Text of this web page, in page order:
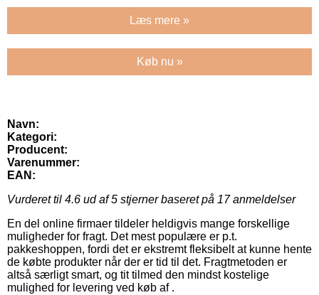
Læs mere »
Køb nu »
Navn:
Kategori:
Producent:
Varenummer:
EAN:
Vurderet til 4.6 ud af 5 stjerner baseret på 17anmeldelser
En del online firmaer tildeler heldigvis mange forskellige
muligheder for fragt. Det mest populære er p.t.
pakkeshoppen, fordi det er ekstremt fleksibelt at kunne hente
de købte produkter når der er tid til det. Fragtmetoden er
altså særligt smart, og tit tilmed den mindst kostelige
mulighed for levering ved køb af .